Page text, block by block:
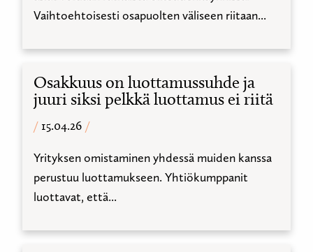
Vaihtoehtoisesti osapuolten väliseen riitaan...
Osakkuus on luottamussuhde ja
juuri siksi pelkkä luottamus ei riitä
15.04.26
Yrityksen omistaminen yhdessä muiden kanssa
perustuu luottamukseen. Yhtiökumppanit
luottavat, että...